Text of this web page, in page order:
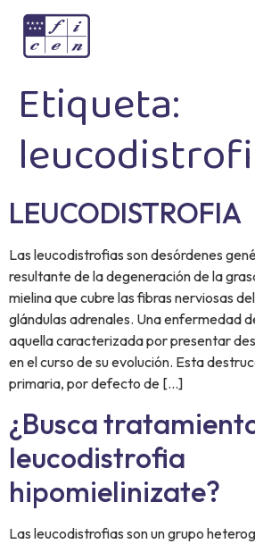
Etiqueta:
LEUCODISTROFIA
Las leucodistrofias son desórdenes
resultante de la degeneración de la
mielina que cubre las fibras nerviosas
glándulas adrenales. Una enfermedad
aquella caracterizada por presentar
en el curso de su evolución. Esta
primaria, por defecto de […]
¿Busca
leucodistrofia
hipomielinizate?
Las leucodistrofias son un grupo